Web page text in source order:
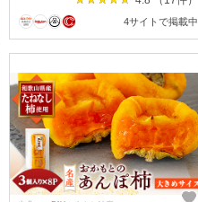
4サイトで掲載中